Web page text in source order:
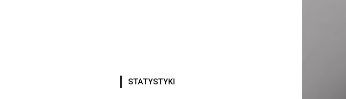
STATYSTYKI